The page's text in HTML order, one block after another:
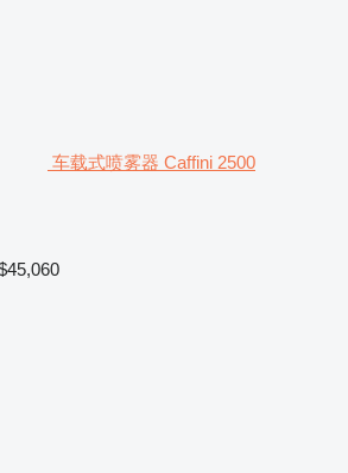
车载式喷雾器 Caffini 2500